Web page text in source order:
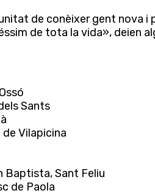
de conèixer gent nova
de tota la vida», deien
Sants
de Vilapicina
Baptista, Sant Feliu
de Paola